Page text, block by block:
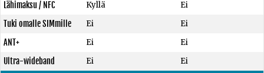
Lähimaksu / NFC
Kyllä
Ei
Tuki omalle SIMmille
Ei
Ei
ANT+
Ei
Ei
Ultra-wideband
Ei
Ei